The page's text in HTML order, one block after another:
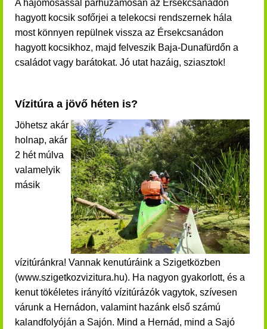
A hajómosással párhuzamosan az Érsekcsanádon
hagyott kocsik sofőrjei a telekocsi rendszernek hála
most könnyen repülnek vissza az Érsekcsanádon
hagyott kocsikhoz, majd felveszik Baja-Dunafürdőn a
családot vagy barátokat. Jó utat hazáig, sziasztok!
Vízitúra a jövő héten is?
Jöhetsz akár
holnap, akár
2 hét múlva
valamelyik
másik
vízitúránkra! Vannak kenutúráink a Szigetközben
(www.szigetkozvizitura.hu). Ha nagyon gyakorlott, és a
kenut tökéletes irányító vízitúrázók vagytok, szívesen
várunk a Hernádon, valamint hazánk első számú
kalandfolyóján a Sajón. Mind a Hernád, mind a Sajó